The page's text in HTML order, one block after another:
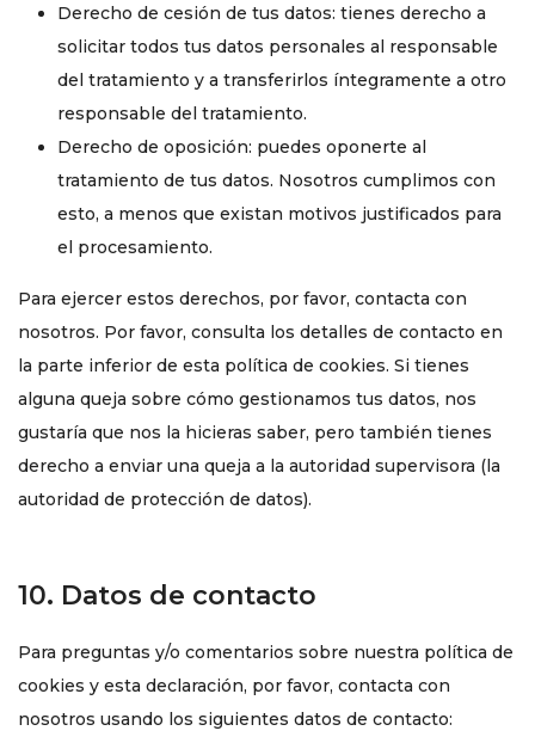
Derecho de cesión de tus datos: tienes derecho a
solicitar todos tus datos personales al responsable
del tratamiento y a transferirlos íntegramente a otro
responsable del tratamiento.
Derecho de oposición: puedes oponerte al
tratamiento de tus datos. Nosotros cumplimos con
esto, a menos que existan motivos justificados para
el procesamiento.
Para ejercer estos derechos, por favor, contacta con
nosotros. Por favor, consulta los detalles de contacto en
la parte inferior de esta política de cookies. Si tienes
alguna queja sobre cómo gestionamos tus datos, nos
gustaría que nos la hicieras saber, pero también tienes
derecho a enviar una queja a la autoridad supervisora (la
autoridad de protección de datos).
10. Datos de contacto
Para preguntas y/o comentarios sobre nuestra política de
cookies y esta declaración, por favor, contacta con
nosotros usando los siguientes datos de contacto: